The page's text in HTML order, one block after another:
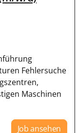
Fehlersuche
Maschinen
Job ansehen